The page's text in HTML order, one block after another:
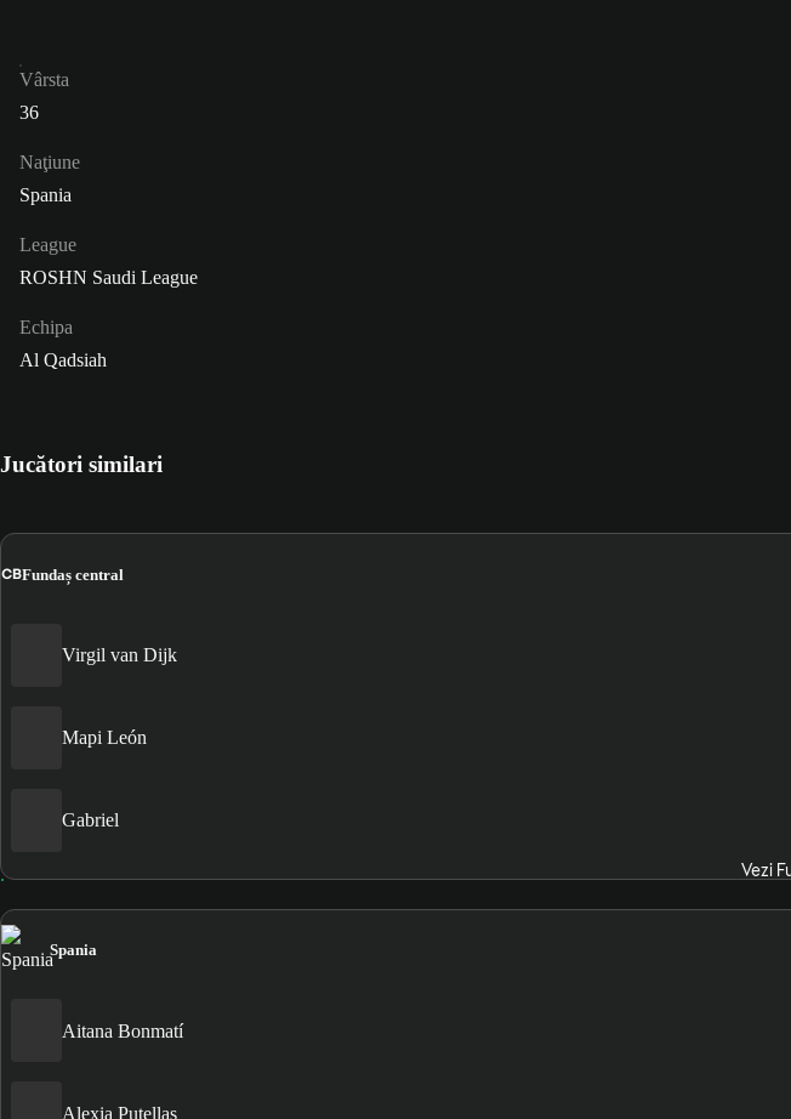
Vârsta
36
Naţiune
Spania
League
ROSHN Saudi League
Echipa
Al Qadsiah
Jucători similari
CBFundaș central
Virgil van Dijk
Mapi León
Gabriel
Vezi
Spania
Aitana Bonmatí
Alexia Putellas